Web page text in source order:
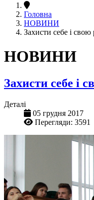
Головна
НОВИНИ
Захисти себе і
НОВИНИ
Захисти себе і
Деталі
05 грудня 2017
Перегляди: 3591